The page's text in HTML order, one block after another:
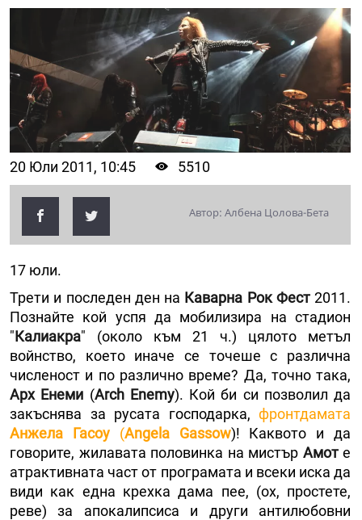
20 Юли 2011, 10:45 5510
Автор: Албена Цолова-Бета
17 юли.
Трети и последен ден на Каварна Рок Фест2011.
Познайте кой успя да мобилизира на стадион
"Калиакра" (около към 21 ч.) цялото метъл
войнство, което иначе се точеше с различна
численост и по различно време? Да, точно така,
Арх Енеми (Arch Enemy). Кой би си позволил да
закъснява за русата господарка,фронтдамата
Анжела Гасоу(Angela Gassow)! Каквото и да
говорите, жилавата половинка на мистър Амоте
атрактивната част от програмата и всеки иска да
види как една крехка дама пее, (ох, простете,
реве) за апокалипсиса и други антилюбовни